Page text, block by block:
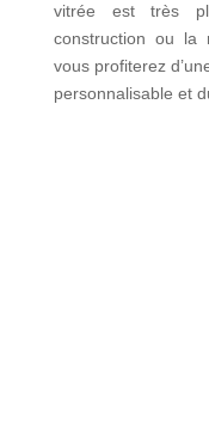
vitrée est très
construction ou la
vous profiterez
personnalisable et